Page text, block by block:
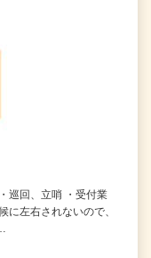
巡回、立哨 ・受付業
左右されないので、